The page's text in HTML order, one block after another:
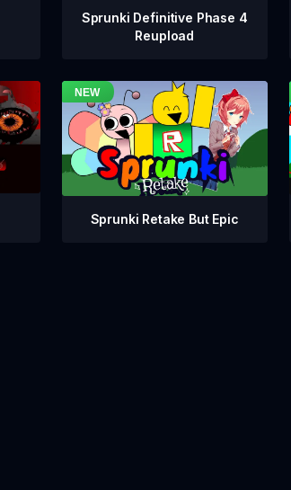
Sprunki Definitive Phase 4
Reupload
Sprunki Retake But Epic